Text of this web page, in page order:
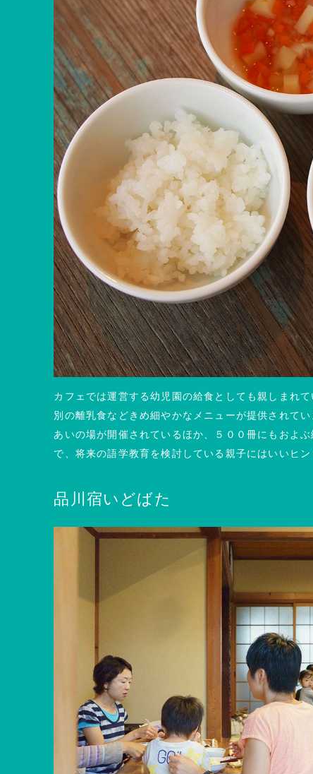
カフェでは運営する幼児園の給食としても親しまれ
別の離乳食などきめ細やかなメニューが提供されて
あいの場が開催されているほか、５００冊にもおよ
で、将来の語学教育を検討している親子にはいいヒン
品川宿いどばた